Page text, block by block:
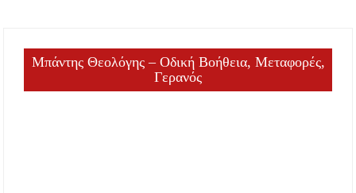
Μπάντης Θεολόγης – Οδική Βοήθεια, Μεταφορές,
Γερανός